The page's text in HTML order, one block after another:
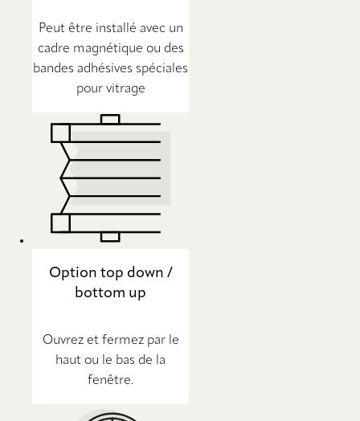
Peut être installé avec un
cadre magnétique ou des
bandes adhésives spéciales
pour vitrage
Option top down /
bottom up
Ouvrez et fermez par le
haut ou le bas de la
fenêtre.